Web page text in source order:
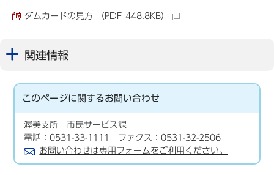
ダムカードの見方 （PDF 448.8KB）
関連情報
このページに関するお問い合わせ
渥美支所 市民サービス課
電話：0531-33-1111 ファクス：0531-32-2506
お問い合わせは専用フォームをご利用ください。